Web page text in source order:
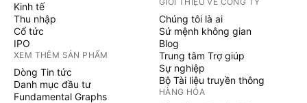
Kinh tế
Thu nhập
Cổ tức
IPO
XEM THÊM SẢN PHẨM
Dòng Tin tức
Danh mục đầu tư
Fundamental Graphs
Chúng tôi là ai
Sứ mệnh không gian
Blog
Trung tâm Trợ giúp
Sự nghiệp
Bộ Tài liệu truyền thông
HÀNG HÓA